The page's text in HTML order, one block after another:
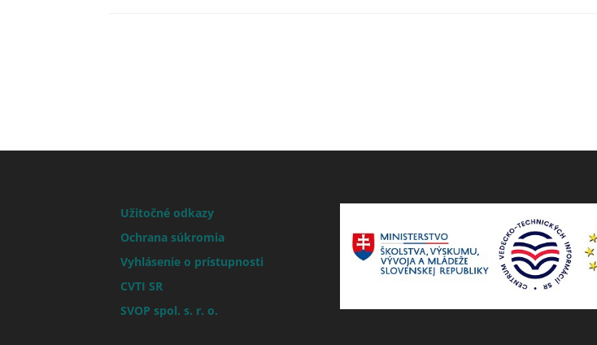
Užitočné odkazy
Ochrana súkromia
Vyhlásenie o prístupnosti
CVTI SR
SVOP spol. s. r. o.